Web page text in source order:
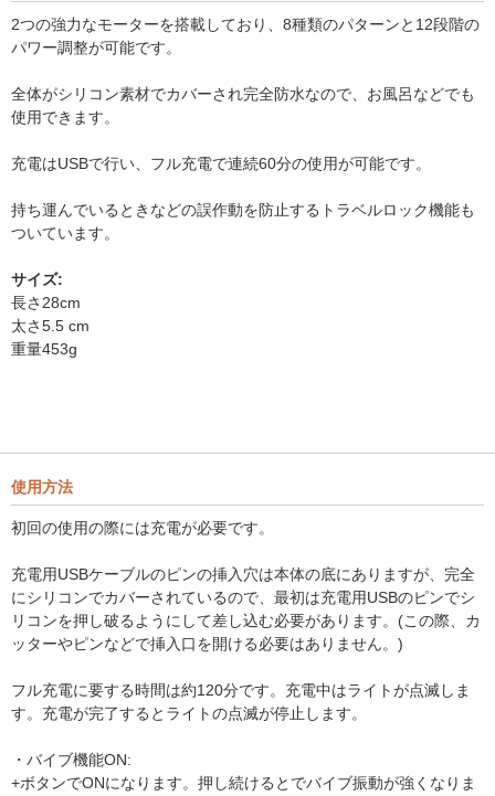
2つの強力なモーターを搭載しており、8種類のパターンと12段階の
パワー調整が可能です。
全体がシリコン素材でカバーされ完全防水なので、お風呂などでも
使用できます。
充電はUSBで行い、フル充電で連続60分の使用が可能です。
持ち運んでいるときなどの誤作動を防止するトラベルロック機能も
ついています。
サイズ:
長さ28cm
太さ5.5 cm
重量453g
使用方法
初回の使用の際には充電が必要です。
充電用USBケーブルのピンの挿入穴は本体の底にありますが、完全
にシリコンでカバーされているので、最初は充電用USBのピンでシ
リコンを押し破るようにして差し込む必要があります。(この際、カ
ッターやピンなどで挿入口を開ける必要はありません。)
フル充電に要する時間は約120分です。充電中はライトが点滅しま
す。充電が完了するとライトの点滅が停止します。
・バイブ機能ON:
+ボタンでONになります。押し続けるとでバイブ振動が強くなりま